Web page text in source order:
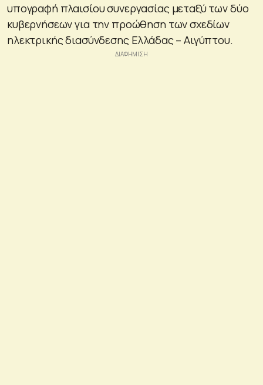
υπογραφή πλαισίου συνεργασίας μεταξύ των δύο
κυβερνήσεων για την προώθηση των σχεδίων
ηλεκτρικής διασύνδεσης Ελλάδας – Αιγύπτου.